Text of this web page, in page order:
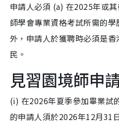
申請人必須 (a) 在2025年或
師學會專業資格考試所需的
外，申請人於獲聘時必須是
民。
見習園境師申
(i) 在2026年夏季參加畢業試
的申請人須於2026年12月31